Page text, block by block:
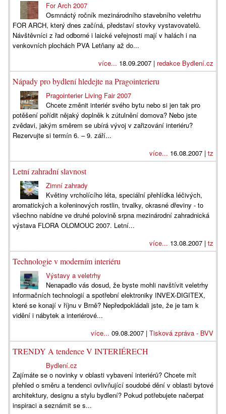
For Arch 2007
Osmnáctý ročník mezinárodního stavebního veletrhu
FOR ARCH, který dnes začíná, představí stovky vystavovatelů.
Návštěvníci z řad odborné i laické veřejnosti mají v halách i na
venkovních plochách PVA Letňany až do...
více... 18.09.2007 | redakce Bydlení.cz
Nápady pro bydlení hledejte na Pragointerieru
Pragointerier Living Fair 2007
Chcete změnit interiér svého bytu nebo si jen tak pro
potěšení pořídit nějaký doplněk k zútulnění domova? Nebo jste
zvědavi, jakým směrem se ubírá vývoj v zařizování interiéru?
Rezervujte si termín 6. – 9. září...
více... 16.08.2007 | tz
Letní zahradní slavnost
Zimní zahrady
Květiny vrcholícího léta, speciální přehlídka léčivých,
aromatických a kořeninových rostlin, trvalky, okrasné dřeviny - to
všechno nabídne ve druhé polovině srpna mezinárodní zahradnická
výstava FLORA OLOMOUC 2007. Letní...
více... 13.08.2007 | tz
Technologie v moderním interiéru
Výstavy a veletrhy
Nenapadlo vás dosud, že byste mohli navštívit veletrhy
informačních technologií a spotřební elektroniky INVEX-DIGITEX,
které se konají v říjnu v Brně? Nepředpokládali jste, že je tam k
vidění i nábytek a interiérové...
více... 09.08.2007 | Tisková zpráva - BVV
TRENDY A tendence V INTERIÉRECH
Bydlení.cz
Zajímáte se o novinky v oblasti vybavení interiérů? Chcete mít
přehled o směru a tendenci ovlivňující soudobé dění v oblasti bytové
architektury, designu a stylu bydlení? Pokud potřebujete načerpat
inspiraci a seznámit se s...